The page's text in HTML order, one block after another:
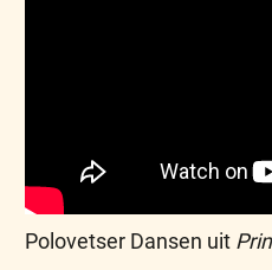
Polovetser Dansen uit